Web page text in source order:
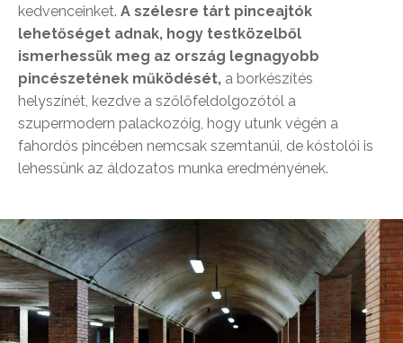
kedvenceinket. A szélesre tárt pinceajtók
lehetőséget adnak, hogy testközelből
ismerhessük meg az ország legnagyobb
pincészetének működését, a borkészítés
helyszínét, kezdve a szőlőfeldolgozótól a
szupermodern palackozóig, hogy utunk végén a
fahordós pincében nemcsak szemtanúi, de kóstolói is
lehessünk az áldozatos munka eredményének.